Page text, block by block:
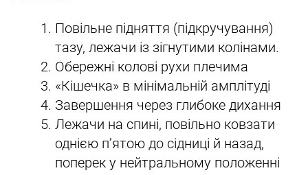
Повільне підняття (підкручування)
тазу, лежачи із зігнутими колінами.
Обережні колові рухи плечима
«Кішечка» в мінімальній амплітуді
Завершення через глибоке дихання
Лежачи на спині, повільно ковзати
однією п’ятою до сідниці й назад,
поперек у нейтральному положенні